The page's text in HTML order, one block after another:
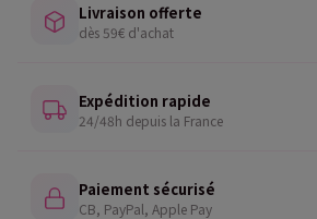
Livraison offerte
dès 59€ d'achat
Expédition rapide
24/48h depuis la France
Paiement sécurisé
CB, PayPal, Apple Pay